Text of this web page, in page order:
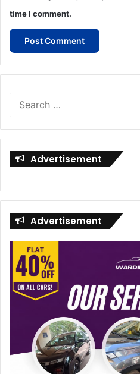
time I comment.
Advertisement
Advertisement